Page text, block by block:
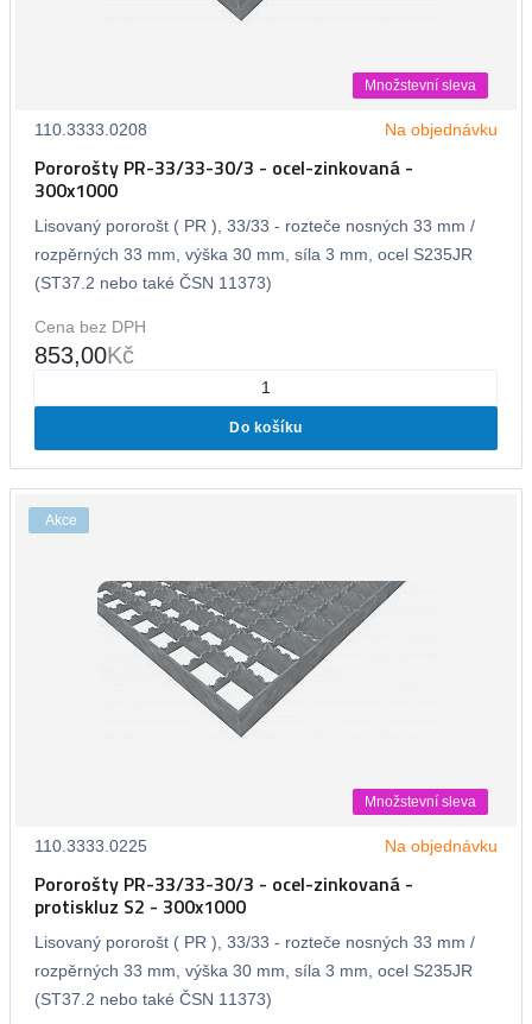
Množstevní sleva
110.3333.0208 Na objednávku
Pororošty PR-33/33-30/3 - ocel-zinkovaná -
300x1000
Lisovaný pororošt ( PR ), 33/33 - rozteče nosných 33 mm /
rozpěrných 33 mm, výška 30 mm, síla 3 mm, ocel S235JR
(ST37.2 nebo také ČSN 11373)
Cena bez DPH
853,00Kč
Do košíku
Akce
Množstevní sleva
110.3333.0225 Na objednávku
Pororošty PR-33/33-30/3 - ocel-zinkovaná -
protiskluz S2 - 300x1000
Lisovaný pororošt ( PR ), 33/33 - rozteče nosných 33 mm /
rozpěrných 33 mm, výška 30 mm, síla 3 mm, ocel S235JR
(ST37.2 nebo také ČSN 11373)